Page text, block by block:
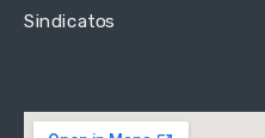
Sindicatos